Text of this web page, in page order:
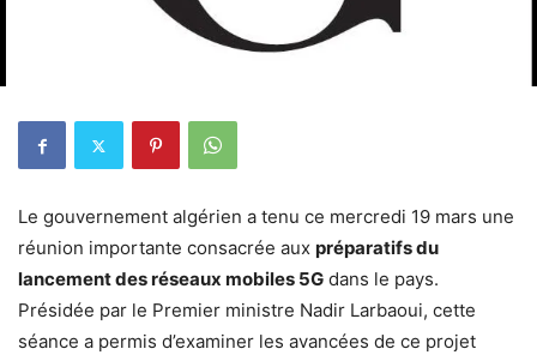
Le gouvernement algérien a tenu ce mercredi 19 mars une
réunion importante consacrée aux préparatifs du
lancement des réseaux mobiles 5G dans le pays.
Présidée par le Premier ministre Nadir Larbaoui, cette
séance a permis d’examiner les avancées de ce projet